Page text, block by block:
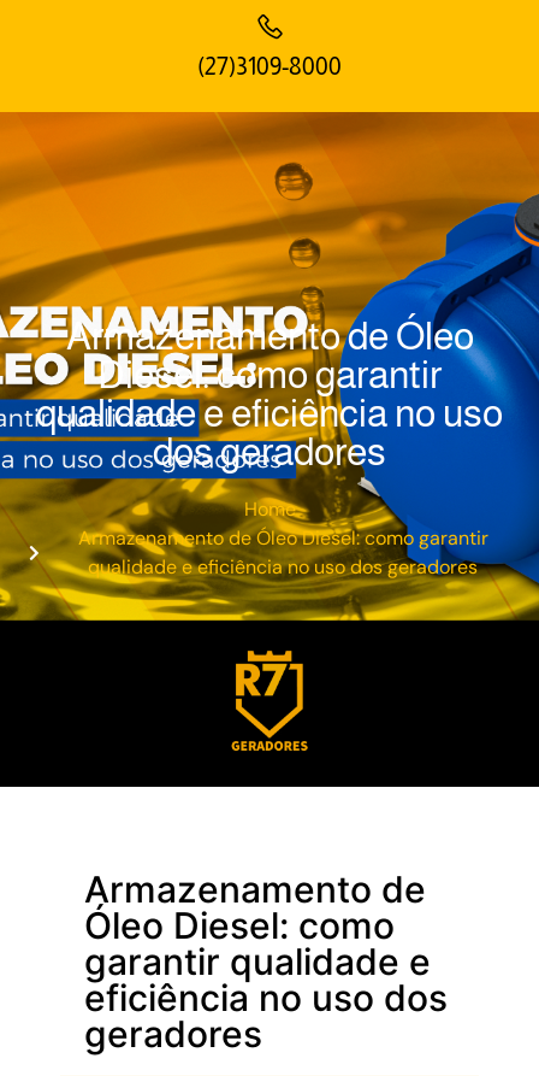
(27)3109-8000
Armazenamento de Óleo
Diesel: como garantir
qualidade e eficiência no uso
dos geradores
Home
Armazenamento de Óleo Diesel: como garantir
qualidade e eficiência no uso dos geradores
Armazenamento de
Óleo Diesel: como
garantir qualidade e
eficiência no uso dos
geradores